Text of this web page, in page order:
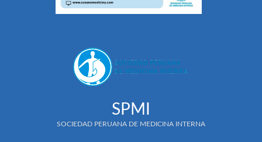
SPMI
SOCIEDAD PERUANA DE MEDICINA INTERNA